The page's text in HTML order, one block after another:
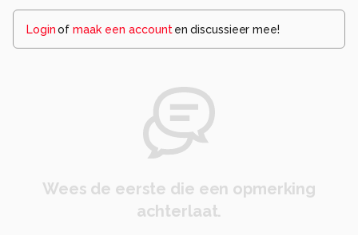
Loginof maak een account en discussieer mee!
Wees de eerste die een opmerking
achterlaat.